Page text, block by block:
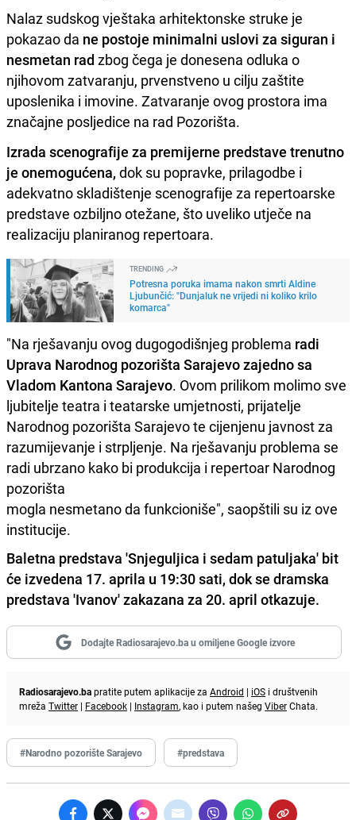
Nalaz sudskog vještaka arhitektonske struke je
pokazao da ne postoje minimalni uslovi za siguran i
nesmetan rad zbog čega je donesena odluka o
njihovom zatvaranju, prvenstveno u cilju zaštite
uposlenika i imovine. Zatvaranje ovog prostora ima
značajne posljedice na rad Pozorišta.
Izrada scenografije za premijerne predstave trenutno
je onemogućena, dok su popravke, prilagodbe i
adekvatno skladištenje scenografije za repertoarske
predstave ozbiljno otežane, što uveliko utječe na
realizaciju planiranog repertoara.
TRENDING
Potresna poruka imama nakon smrti Aldine
Ljubunčić: "Dunjaluk ne vrijedi ni koliko krilo
komarca"
"Na rješavanju ovog dugogodišnjeg problema radi
Uprava Narodnog pozorišta Sarajevo zajedno sa
Vladom Kantona Sarajevo. Ovom prilikom molimo sve
ljubitelje teatra i teatarske umjetnosti, prijatelje
Narodnog pozorišta Sarajevo te cijenjenu javnost za
razumijevanje i strpljenje. Na rješavanju problema se
radi ubrzano kako bi produkcija i repertoar Narodnog
pozorišta
mogla nesmetano da funkcioniše", saopštili su iz ove
institucije.
Baletna predstava 'Snjeguljica i sedam patuljaka' bit
će izvedena 17. aprila u 19:30 sati, dokse dramska
predstava 'Ivanov' zakazana za 20. april otkazuje.
Dodajte Radiosarajevo.ba u omiljene Google izvore
Radiosarajevo.bapratite putem aplikacije za Android | iOS i društvenih
mreža Twitter | Facebook | Instagram, kao i putem našeg ViberChata.
#Narodno pozorište Sarajevo #predstava